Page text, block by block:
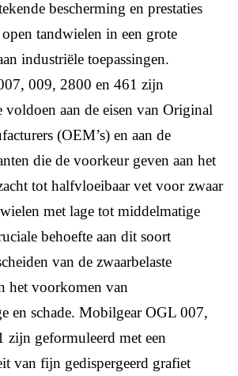
bescherming en prestaties
tandwielen in een grote
industriële toepassingen.
009, 2800 en 461 zijn
aan de eisen van Original
(OEM’s) en aan de
die de voorkeur geven aan het
tot halfvloeibaar vet voor zwaar
met lage tot middelmatige
behoefte aan dit soort
van de zwaarbelaste
het voorkomen van
en schade. Mobilgear OGL 007,
zijn geformuleerd met een
van fijn gedispergeerd grafiet